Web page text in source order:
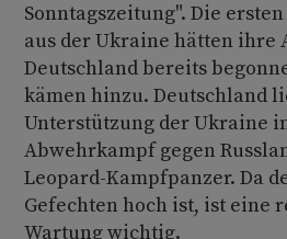
Sonntagszeitung". Die
aus der Ukraine hätten ihre
Deutschland bereits
kämen hinzu. Deutschland
Unterstützung der Ukraine
Abwehrkampf gegen
Leopard-Kampfpanzer. Da
Gefechten hoch ist, ist eine
Wartung wichtig.